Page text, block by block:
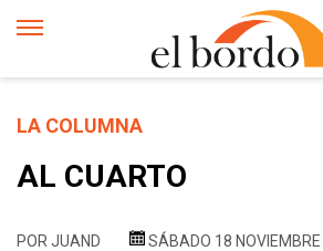
LA COLUMNA
AL CUARTO
POR JUAND SÁBADO 18